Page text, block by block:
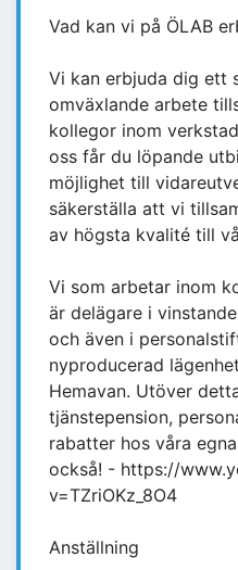
Vad kan vi på ÖLAB
Vi kan erbjuda dig ett
omväxlande arbete
kollegor inom
oss får du löpande
möjlighet till
säkerställa att vi
av högsta kvalité till
Vi som arbetar inom
är delägare i
och även i
nyproducerad
Hemavan. Utöver
tjänstepension,
rabatter hos våra
också! - https://
v=TZriOKz_8O4
Anställning